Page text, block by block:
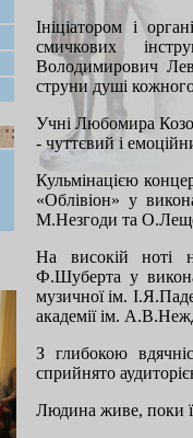
Ініціатором і
смичкових
Володимирович
струни душі
Учні Любомира
- чуттєвий і
Кульмінацією
«Облівіон» у
М.Незгоди та
На високій ноті
Ф.Шуберта у
музичної ім.
академії ім.
З глибокою
сприйнято
Людина живе, поки